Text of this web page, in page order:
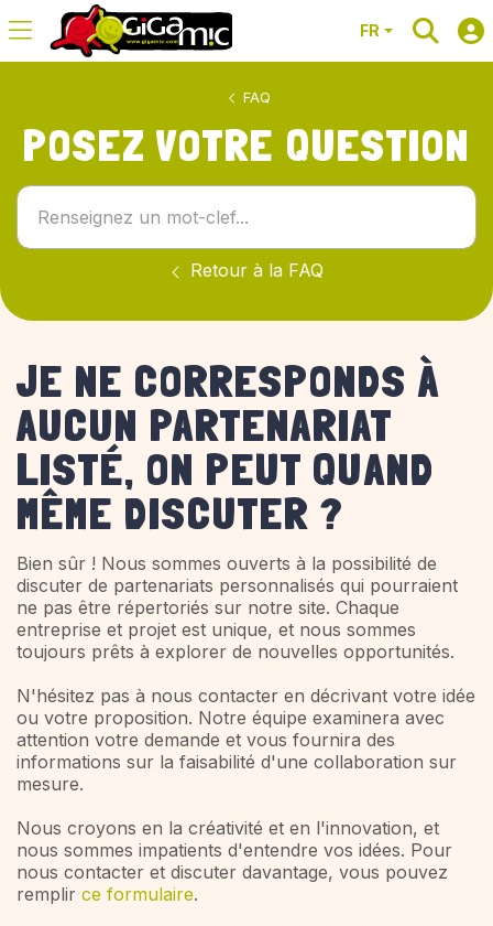
FR
FAQ
POSEZ VOTRE QUESTION
Retour à la FAQ
JE NE CORRESPONDS À
AUCUN PARTENARIAT
LISTÉ, ON PEUT QUAND
MÊME DISCUTER ?
Bien sûr ! Nous sommes ouverts à la possibilité de
discuter de partenariats personnalisés qui pourraient
ne pas être répertoriés sur notre site. Chaque
entreprise et projet est unique, et nous sommes
toujours prêts à explorer de nouvelles opportunités.
N'hésitez pas à nous contacter en décrivant votre idée
ou votre proposition. Notre équipe examinera avec
attention votre demande et vous fournira des
informations sur la faisabilité d'une collaboration sur
mesure.
Nous croyons en la créativité et en l'innovation, et
nous sommes impatients d'entendre vos idées. Pour
nous contacter et discuter davantage, vous pouvez
remplir ce formulaire.